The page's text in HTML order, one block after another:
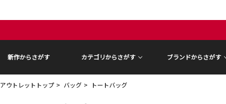
新作からさがす カテゴリからさがす ブランドからさがす
アウトレットトップ バッグ トートバッグ